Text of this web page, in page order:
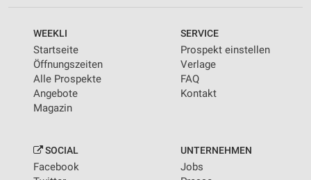
WEEKLI
Startseite
Öffnungszeiten
Alle Prospekte
Angebote
Magazin
SERVICE
Prospekt einstellen
Verlage
FAQ
Kontakt
SOCIAL
Facebook
UNTERNEHMEN
Jobs